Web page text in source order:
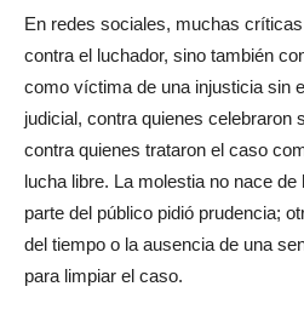
En redes sociales, muchas
contra el luchador, sino también
como víctima de una injusticia sin
judicial, contra quienes celebraron
contra quienes trataron el caso
lucha libre. La molestia no nace
parte del público pidió prudencia;
del tiempo o la ausencia de una
para limpiar el caso.